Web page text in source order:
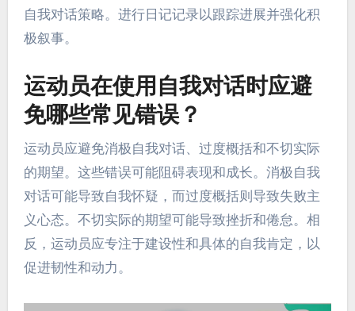
自我对话策略。进行日记记录以跟踪进展并强化积
极叙事。
运动员在使用自我对话时应避
免哪些常见错误？
运动员应避免消极自我对话、过度概括和不切实际
的期望。这些错误可能阻碍表现和成长。消极自我
对话可能导致自我怀疑，而过度概括则导致失败主
义心态。不切实际的期望可能导致挫折和倦怠。相
反，运动员应专注于建设性和具体的自我肯定，以
促进韧性和动力。